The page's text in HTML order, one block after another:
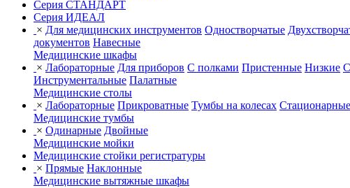
Серия СТАНДАРТ
Серия ИДЕАЛ
× Для медицинских инструментов Одностворчатые
документов Навесные
Медицинские шкафы
× Лабораторные Для приборов С полками Пристенные Низкие
Инструментальные Палатные
Медицинские столы
× Лабораторные Прикроватные Тумбы на колесах
Медицинские тумбы
× Одинарные Двойные
Медицинские мойки
Медицинские стойки регистратуры
× Прямые Наклонные
Медицинские вытяжные шкафы